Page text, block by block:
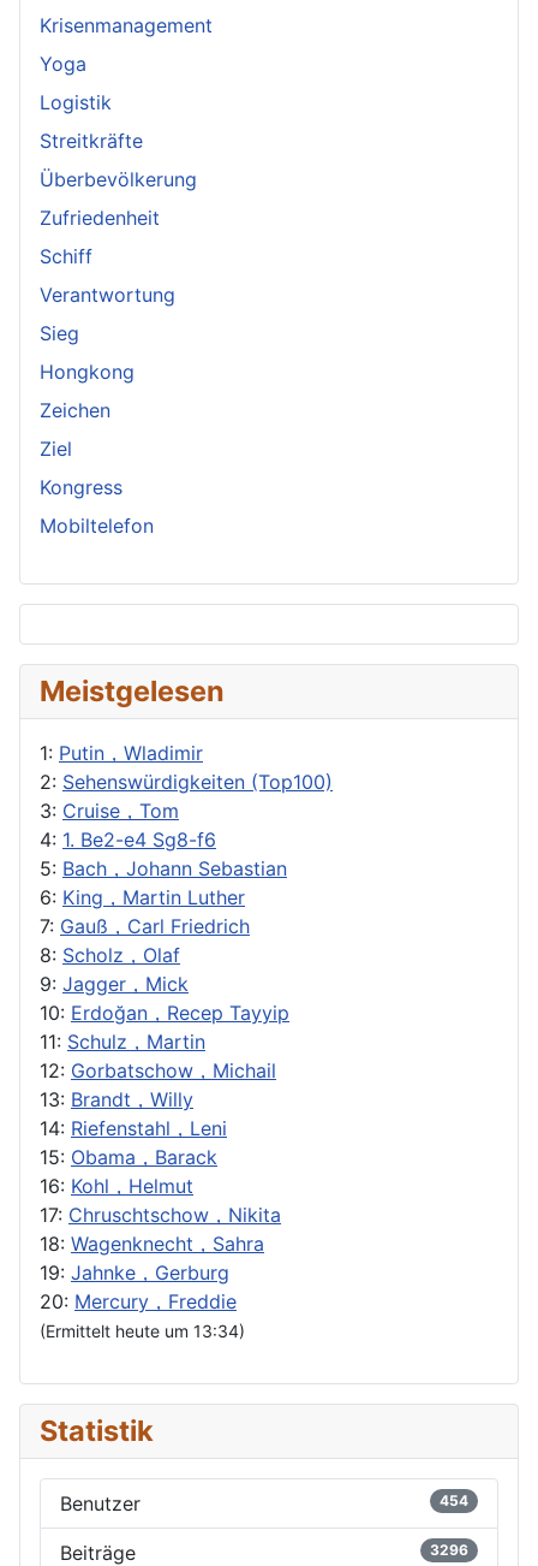
Krisenmanagement
Yoga
Logistik
Streitkräfte
Überbevölkerung
Zufriedenheit
Schiff
Verantwortung
Sieg
Hongkong
Zeichen
Ziel
Kongress
Mobiltelefon
Meistgelesen
1: Putin，Wladimir
2: Sehenswürdigkeiten (Top100)
3: Cruise，Tom
4: 1. Be2-e4 Sg8-f6
5: Bach，Johann Sebastian
6: King，Martin Luther
7: Gauß，Carl Friedrich
8: Scholz，Olaf
9: Jagger，Mick
10: Erdoğan，Recep Tayyip
11: Schulz，Martin
12: Gorbatschow，Michail
13: Brandt，Willy
14: Riefenstahl，Leni
15: Obama，Barack
16: Kohl，Helmut
17: Chruschtschow，Nikita
18: Wagenknecht，Sahra
19: Jahnke，Gerburg
20: Mercury，Freddie
(Ermittelt heute um 13:34)
Statistik
Benutzer 454
Beiträge 3296